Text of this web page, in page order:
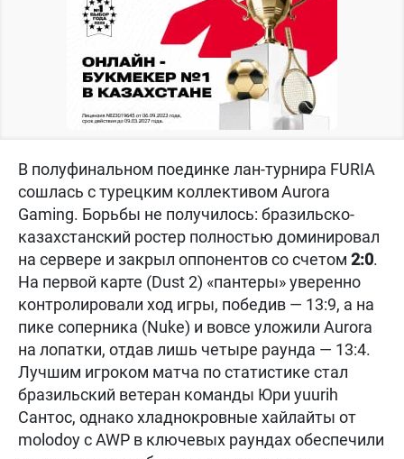
В полуфинальном поединке лан-турнира FURIA
сошлась с турецким коллективом Aurora
Gaming. Борьбы не получилось: бразильско-
казахстанский ростер полностью доминировал
на сервере и закрыл оппонентов со счетом 2:0.
На первой карте (Dust 2) «пантеры» уверенно
контролировали ход игры, победив — 13:9, а на
пике соперника (Nuke) и вовсе уложили Aurora
на лопатки, отдав лишь четыре раунда — 13:4.
Лучшим игроком матча по статистике стал
бразильский ветеран команды Юри yuurih
Сантос, однако хладнокровные хайлайты от
molodoy с AWP в ключевых раундах обеспечили